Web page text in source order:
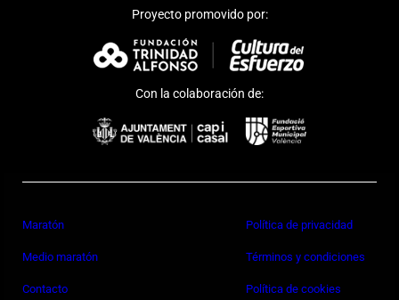
Proyecto promovido por:
Con la colaboración de:
Maratón
Medio maratón
Contacto
Política de privacidad
Términos y condiciones
Política de cookies